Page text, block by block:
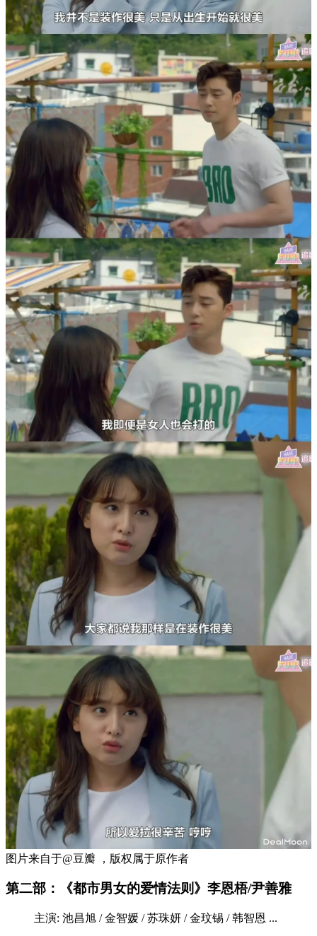
图片来自于@豆瓣 ，版权属于原作者
第二部：《都市男女的爱情法则》李恩梧/尹善雅
主演: 池昌旭 / 金智媛 / 苏珠妍 / 金玟锡 / 韩智恩 ...